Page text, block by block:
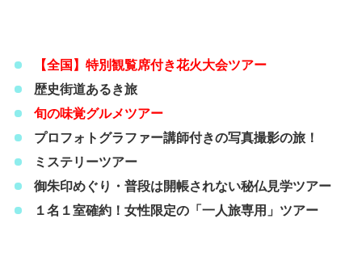
【全国】特別観覧席付き花火大会ツアー
歴史街道あるき旅
旬の味覚グルメツアー
プロフォトグラファー講師付きの写真撮影の旅！
ミステリーツアー
御朱印めぐり・普段は開帳されない秘仏見学ツアー
１名１室確約！女性限定の「一人旅専用」ツアー